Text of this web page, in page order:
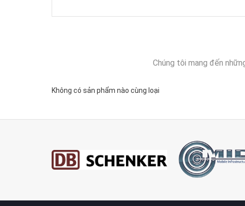
Chúng tôi mang đến
Không có sản phẩm nào cùng loại